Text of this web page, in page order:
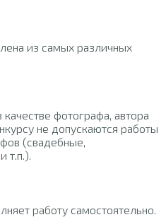
из самых различных
фотографа, автора
не допускаются работы
(свадебные,
т.п.).
работу самостоятельно.